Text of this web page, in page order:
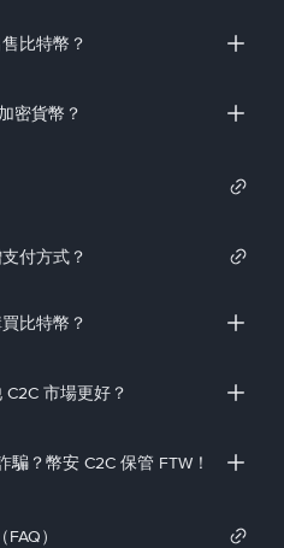
比特幣？
密貨幣？
付方式？
比特幣？
市場更好？
？幣安 C2C 保管 FTW！
）